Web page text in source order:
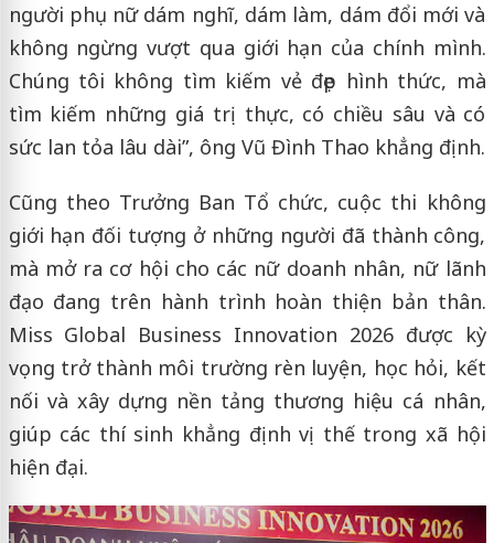
người phụ nữ dám nghĩ, dám làm, dám đổi mới và
không ngừng vượt qua giới hạn của chính mình.
Chúng tôi không tìm kiếm vẻ đẹp hình thức, mà
tìm kiếm những giá trị thực, có chiều sâu và có
sức lan tỏa lâu dài”, ông Vũ Đình Thao khẳng định.
Cũng theo Trưởng Ban Tổ chức, cuộc thi không
giới hạn đối tượng ở những người đã thành công,
mà mở ra cơ hội cho các nữ doanh nhân, nữ lãnh
đạo đang trên hành trình hoàn thiện bản thân.
Miss Global Business Innovation 2026 được kỳ
vọng trở thành môi trường rèn luyện, học hỏi, kết
nối và xây dựng nền tảng thương hiệu cá nhân,
giúp các thí sinh khẳng định vị thế trong xã hội
hiện đại.